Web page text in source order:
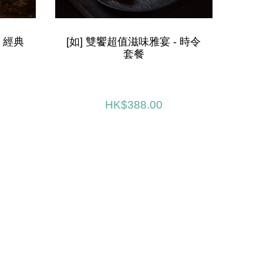
經典
[如] 雙饗超值滋味雅宴 - 時令
套餐
HK$388.00